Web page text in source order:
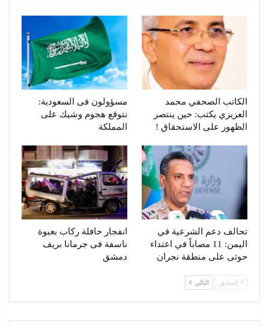
الكاتب الصحفي محمد
العزيزي يكتب: حين ينتصر
الظهور على الاستحقاق !
مسؤولون فى السعودية:
نتوقع هجوم وشيك على
المملكة
تحالف دعم الشرعية في
اليمن: 11 مصاباً في اعتداء
حوثى على منطقة نجران
انفجار حافلة ركاب بعبوة
ناسفة فى جرمانا بريف
دمشق
السابق التالي